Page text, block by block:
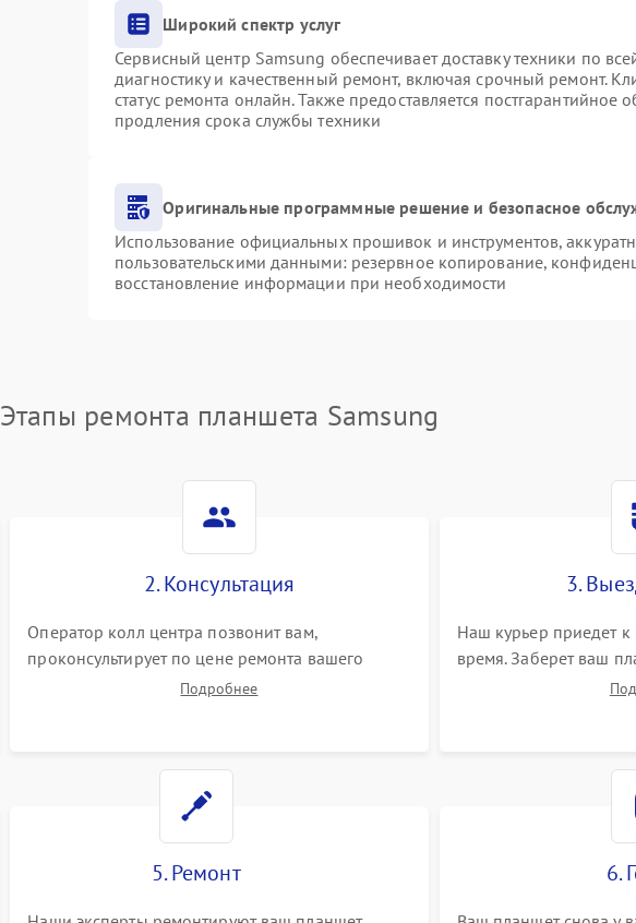
Широкий спектр услуг
Сервисный центр Samsung обеспечивает доставку техники по
диагностику и качественный ремонт, включая срочный ремонт.
статус ремонта онлайн. Также предоставляется постгарантийное
продления срока службы техники
Оригинальные программные решение и безопасное
Использование официальных прошивок и инструментов,
пользовательскими данными: резервное копирование,
восстановление информации при необходимости
Этапы ремонта планшета Samsung
2. Консультация
Оператор колл центра позвонит вам,
проконсультирует по цене ремонта вашего
планшета а также ответит на все ваши вопросы.
Подробнее
3.
Наш курьер приедет
время. Заберет ваш
склад для
5. Ремонт 6.